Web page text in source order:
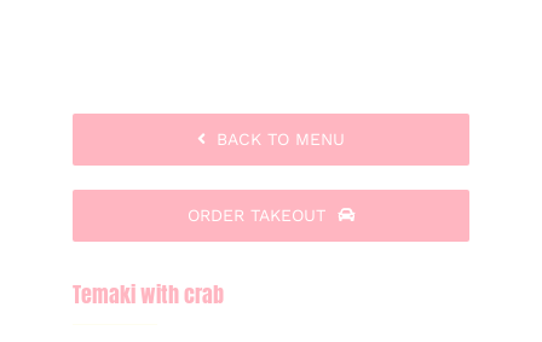
BACK TO MENU
ORDER TAKEOUT
Temaki with crab